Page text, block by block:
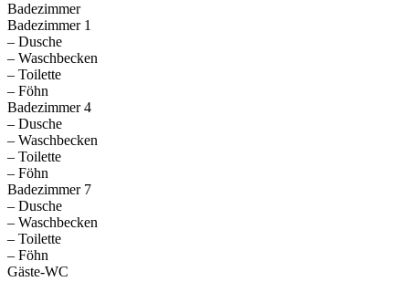
Badezimmer
Badezimmer 1
– Dusche
– Waschbecken
– Toilette
– Föhn
Badezimmer 4
– Dusche
– Waschbecken
– Toilette
– Föhn
Badezimmer 7
– Dusche
– Waschbecken
– Toilette
– Föhn
Gäste-WC